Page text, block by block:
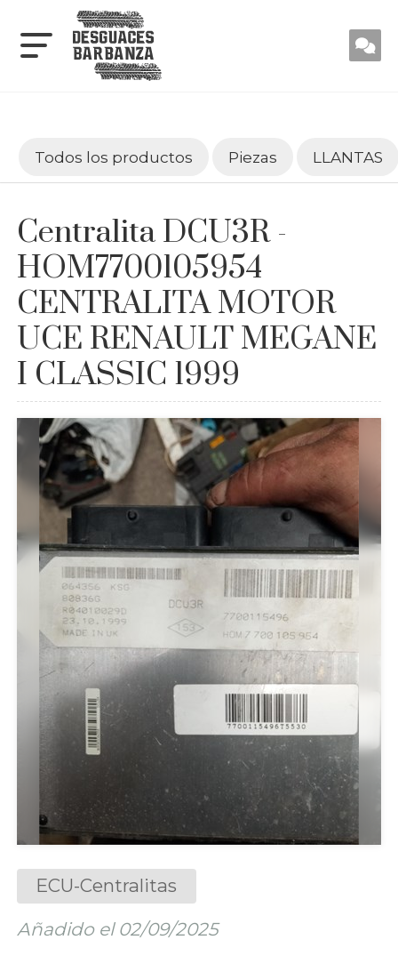
Todos los productos Piezas LLANTAS
Centralita DCU3R -
HOM7700105954
CENTRALITA MOTOR
UCE RENAULT MEGANE
I CLASSIC 1999
ECU-Centralitas
Añadido el 02/09/2025